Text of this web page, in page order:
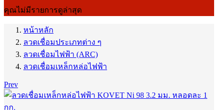
คุณไม่มีรายการดูล่าสุด
หน้าหลัก
ลวดเชื่อมประเภทต่าง ๆ
ลวดเชื่อมไฟฟ้า (ARC)
ลวดเชื่อมเหล็กหล่อไฟฟ้า
Prev